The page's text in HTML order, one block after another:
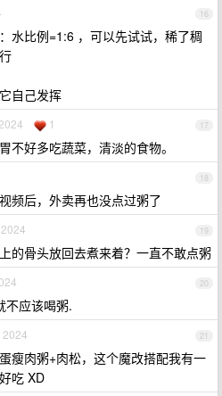
16
水比例=1:6 ，可以先试试，稀了稠
自己发挥
17
1
不好多吃蔬菜，清淡的食物。
18
频后，外卖再也没点过粥了
19
的骨头放回去煮来着？一直不敢点粥
20
不应该喝粥.
21
2024
瘦肉粥+肉松，这个魔改搭配我有一
吃 XD